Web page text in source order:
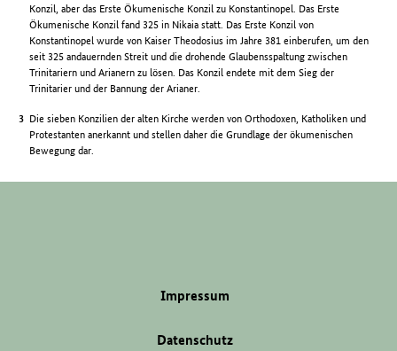
Konzil, aber das Erste Ökumenische Konzil zu Konstantinopel. Das Erste
Ökumenische Konzil fand 325 in Nikaia statt. Das Erste Konzil von
Konstantinopel wurde von Kaiser Theodosius im Jahre 381 einberufen, um den
seit 325 andauernden Streit und die drohende Glaubensspaltung zwischen
Trinitariern und Arianern zu lösen. Das Konzil endete mit dem Sieg der
Trinitarier und der Bannung der Arianer.
Die sieben Konzilien der alten Kirche werden von Orthodoxen, Katholiken und
Protestanten anerkannt und stellen daher die Grundlage der ökumenischen
Bewegung dar.
Impressum
Datenschutz